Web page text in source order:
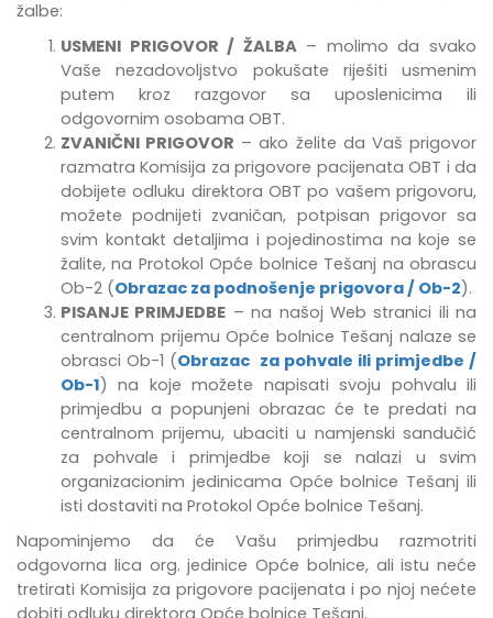
žalbe:
USMENI PRIGOVOR / ŽALBA– molimo da svako
Vaše nezadovoljstvo pokušate riješiti usmenim
putem kroz razgovor sa uposlenicima ili
odgovornim osobama OBT.
ZVANIČNI PRIGOVOR – ako želite da Vaš prigovor
razmatra Komisija za prigovore pacijenata OBT i da
dobijete odluku direktora OBT po vašem prigovoru,
možete podnijeti zvaničan, potpisan prigovor sa
svim kontakt detaljima i pojedinostima na koje se
žalite, na Protokol Opće bolnice Tešanj na obrascu
Ob-2 (Obrazac za podnošenje prigovora / Ob-2).
PISANJE PRIMJEDBE –na našoj Web stranici ili na
centralnom prijemu Opće bolnice Tešanj nalaze se
obrasci Ob-1 (Obrazac za pohvale ili primjedbe /
Ob-1) na koje možete napisati svoju pohvalu ili
primjedbu a popunjeni obrazac će te predati na
centralnom prijemu, ubaciti u namjenski sandučić
za pohvale i primjedbe
koji se nalazi u svim
organizacionim jedinicama Opće bolnice Tešanj ili
isti dostaviti na Protokol Opće bolnice Tešanj.
Napominjemo da će Vašu primjedbu razmotriti
odgovorna lica org. jedinice Opće bolnice, ali istu neće
tretirati Komisija za prigovore pacijenata i po njoj nećete
dobiti odluku direktora Opće bolnice Tešanj.